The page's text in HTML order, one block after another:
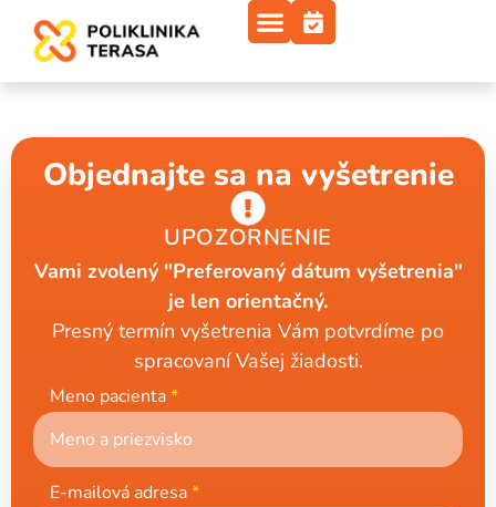
Objednajte sa na vyšetrenie
UPOZORNENIE
Vami zvolený "Preferovaný dátum vyšetrenia"
je len orientačný.
Presný termín vyšetrenia Vám potvrdíme po
spracovaní Vašej žiadosti.
Meno pacienta*
E-mailová adresa*